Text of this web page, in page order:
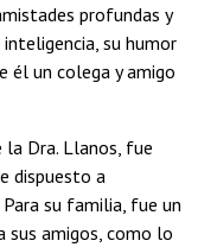
profundas y
su humor
él un colega y amigo
la Dra. Llanos, fue
dispuesto a
su familia, fue un
sus amigos, como lo